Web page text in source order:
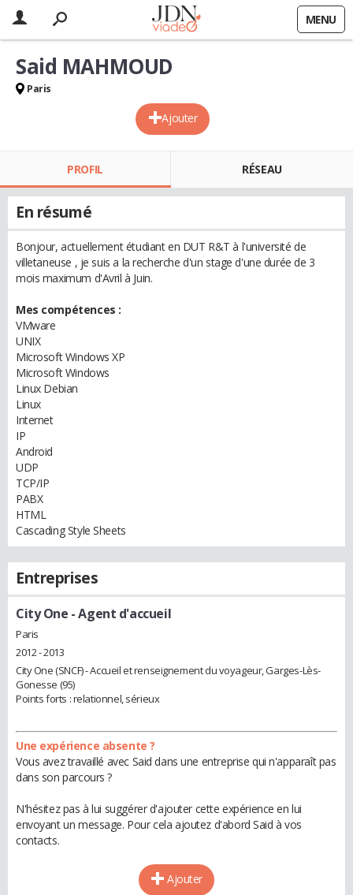
MENU
Ajouter
Said MAHMOUD
Paris
PROFIL RÉSEAU
En résumé
Bonjour, actuellement étudiant en DUT R&T à l'université de
villetaneuse , je suis a la recherche d'un stage d'une durée de 3
mois maximum d'Avril à Juin.
Mes compétences :
VMware
UNIX
Microsoft Windows XP
Microsoft Windows
Linux Debian
Linux
Internet
IP
Android
UDP
TCP/IP
PABX
HTML
Cascading Style Sheets
Entreprises
City One - Agent d'accueil
Paris
2012 - 2013
City One (SNCF) - Accueil et renseignement du voyageur, Garges-Lès-
Gonesse (95)
Points forts : relationnel, sérieux
Une expérience absente ?
Vous avez travaillé avec Said dans une entreprise qui n'apparaît pas
dans son parcours ?
N'hésitez pas à lui suggérer d'ajouter cette expérience en lui
envoyant un message. Pour cela ajoutez d'abord Said à vos
contacts.
Ajouter